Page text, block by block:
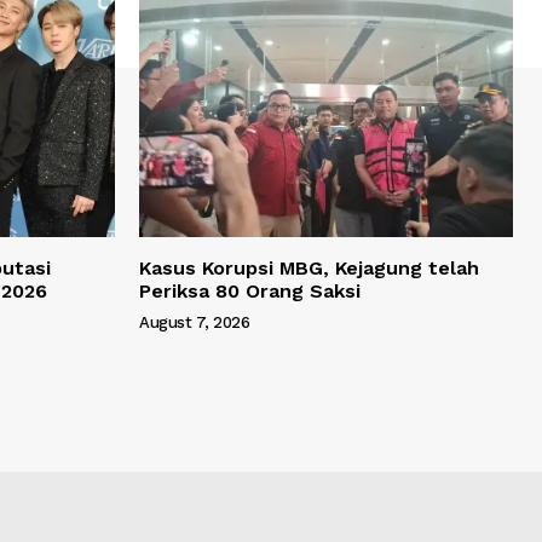
Kasus Korupsi MBG, Kejagung telah
Periksa 80 Orang Saksi
August 7, 2026